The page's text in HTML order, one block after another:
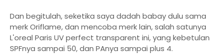
Dan begitulah, seketika saya dadah babay dulu sama
merk Oriflame, dan mencoba merk lain, salah satunya
L'oreal Paris UV perfect transparent ini, yang kebetulan
SPFnya sampai 50, dan PAnya sampai plus 4.